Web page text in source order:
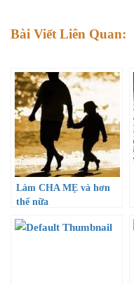
Bài Viết Liên Quan:
Làm CHA MẸ và hơn
thế nữa